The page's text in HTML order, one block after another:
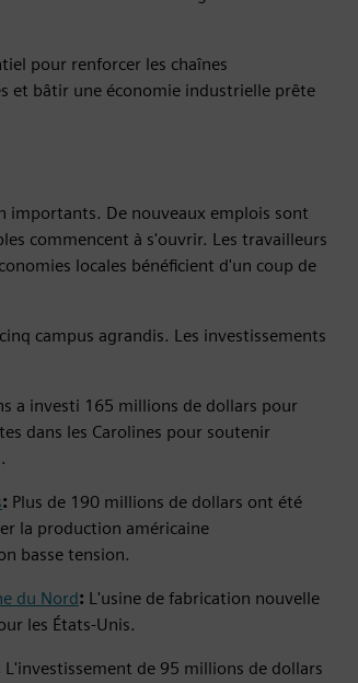
pour renforcer les chaînes
et bâtir une économie industrielle prête
importants. De nouveaux emplois sont
commencent à s'ouvrir. Les travailleurs
locales bénéficient d'un coup de
campus agrandis. Les investissements
a investi 165 millions de dollars pour
dans les Carolines pour soutenir
: Plus de 190 millions de dollars ont été
la production américaine
basse tension.
du Nord: L'usine de fabrication nouvelle
les États-Unis.
L'investissement de 95 millions de dollars